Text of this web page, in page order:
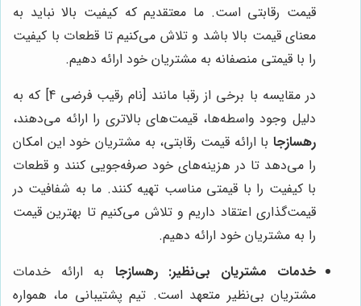
قیمت رقابتی است. ما معتقدیم که کیفیت بالا نباید به
معنای قیمت بالا باشد و تلاش می‌کنیم تا قطعات با کیفیت
را با قیمتی منصفانه به مشتریان خود ارائه دهیم.
در مقایسه با برخی از رقبا مانند [نام رقیب فرضی 4] که به
دلیل وجود واسطه‌ها، قیمت‌های بالاتری را ارائه می‌دهند،
رهسازجا با ارائه قیمت رقابتی، به مشتریان خود این امکان
را می‌دهد تا در هزینه‌های خود صرفه‌جویی کنند و قطعات
با کیفیت را با قیمتی مناسب تهیه کنند. ما به شفافیت در
قیمت‌گذاری اعتقاد داریم و تلاش می‌کنیم تا بهترین قیمت
را به مشتریان خود ارائه دهیم.
خدمات مشتریان بی‌نظیر: رهسازجا به ارائه خدمات
مشتریان بی‌نظیر متعهد است. تیم پشتیبانی ما، همواره